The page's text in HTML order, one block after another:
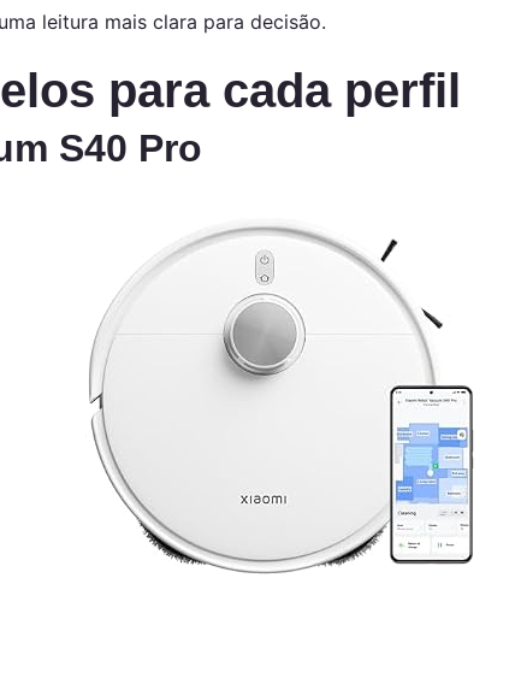
leitura mais clara para decisão.
para cada perfil
S40 Pro